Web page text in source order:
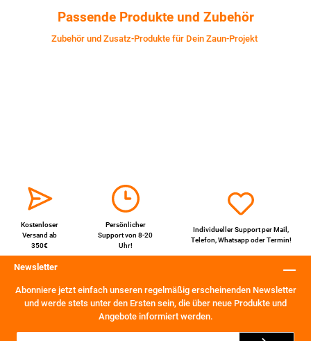
Passende Produkte und Zubehör
Zubehör und Zusatz-Produkte für Dein Zaun-Projekt
Kostenloser
Versand ab
350€
Persönlicher
Support von 8-20
Uhr!
Individueller Support perMail,
Telefon,WhatsappoderTermin!
Newsletter
Abonniere jetzt einfach unseren regelmäßig erscheinenden Newsletter
und werde stets unter den Ersten sein, die über neue Produkte und
Angebote informiert werden.